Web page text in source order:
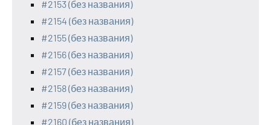
#2153 (без названия)
#2154 (без названия)
#2155 (без названия)
#2156 (без названия)
#2157 (без названия)
#2158 (без названия)
#2159 (без названия)
#2160 (без названия)